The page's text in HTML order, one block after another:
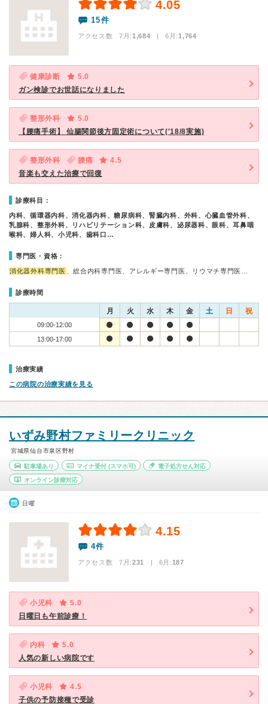
4.05
15件
アクセス数 7月:1,684 | 6月:1,764
健康診断
5.0
ガン検診でお世話になりました
整形外科
5.0
【腰痛手術】 仙腸関節後方固定術について('18/8実施)
整形外科 腰痛
4.5
音楽も交えた治療で回復
診療科目：
内科、循環器内科、消化器内科、糖尿病科、腎臓内科、外科、心臓血管外科、
乳腺科、整形外科、リハビリテーション科、皮膚科、泌尿器科、眼科、耳鼻咽
喉科、婦人科、小児科、歯科口…
専門医・資格：
消化器外科専門医 、総合内科専門医、アレルギー専門医、リウマチ専門医…
診療時間
月 火 水 木 金 土 日 祝
09:00-12:00
13:00-17:00
治療実績
この病院の治療実績を見る
いずみ野村ファミリークリニック
宮城県仙台市泉区野村
駐車場あり マイナ受付(スマホ可) 電子処方せん対応
オンライン診療対応
日曜
4.15
4件
アクセス数 7月:231 | 6月:187
小児科
5.0
日曜日も午前診療！
内科
5.0
人気の新しい病院です
小児科
4.5
子供の予防接種で受診